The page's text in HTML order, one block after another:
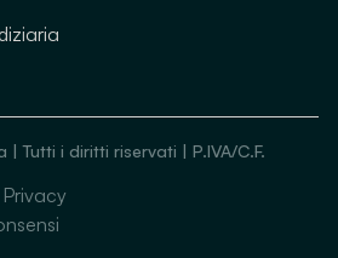
immobili simili
| Tutti i diritti riservati | P.IVA/C.F.
Privacy